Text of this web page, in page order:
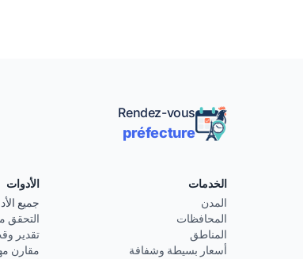
Rendez-vous
préfecture
الخدمات
المدن
المحافظات
المناطق
أسعار بسيطة وشفافة
الأدوات
جميع
التحقق
تقدير
مقارن